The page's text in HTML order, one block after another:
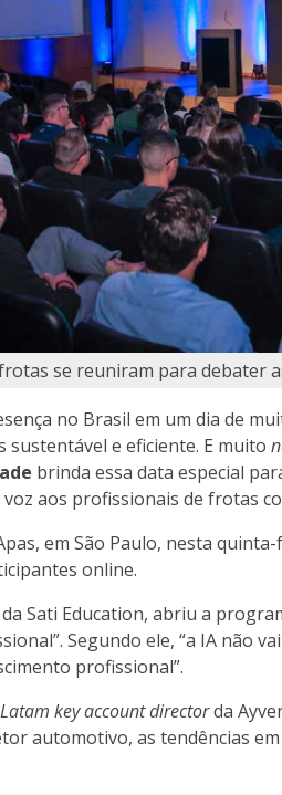
se reuniram para debater
no Brasil em um dia de
sustentável e eficiente. E muito
brinda essa data especial
aos profissionais de frotas
em São Paulo, nesta
online.
Sati Education, abriu a
Segundo ele, “a IA não
profissional”.
Latam key account directorda
automotivo, as tendências